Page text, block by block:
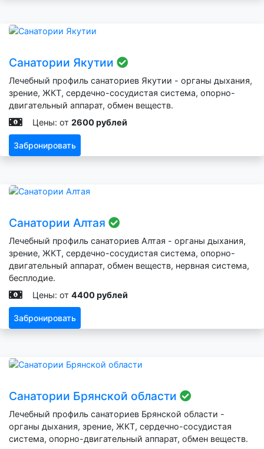
Санатории Якутии
Лечебный профиль санаториев Якутии - органы дыхания,
зрение, ЖКТ, сердечно-сосудистая система, опорно-
двигательный аппарат, обмен веществ.
Цены: от 2600 рублей
Забронировать
Санатории Алтая
Лечебный профиль санаториев Алтая - органы дыхания,
зрение, ЖКТ, сердечно-сосудистая система, опорно-
двигательный аппарат, обмен веществ, нервная система,
бесплодие.
Цены: от 4400 рублей
Забронировать
Санатории Брянской области
Лечебный профиль санаториев Брянской области -
органы дыхания, зрение, ЖКТ, сердечно-сосудистая
система, опорно-двигательный аппарат, обмен веществ.